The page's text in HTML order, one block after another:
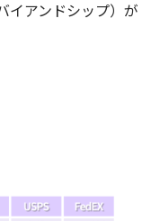
イアンドシップ）が